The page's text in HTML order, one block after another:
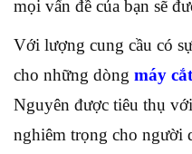
mọi vấn đề của bạn sẽ
Với lượng cung cầu có
cho những dòng máy
Nguyên được tiêu thụ
nghiêm trọng cho người